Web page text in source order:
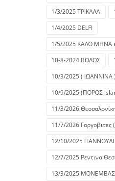
1/3/2025 ΤΡΙΚΑΛΑ
1/4/2025 DELFI
1/5/2025 ΚΑΛΟ ΜΗΝΑ
10-8-2024 ΒΟΛΟΣ
10/3/2025 ( ΙΩΑΝΝΙΝΑ )
10/9/2025 (ΠΟΡΟΣ
11/3/2026
11/7/2026 Γοργοβιτες
12/10/2025
12/7/2025 Ρεντινα
13/3/2025